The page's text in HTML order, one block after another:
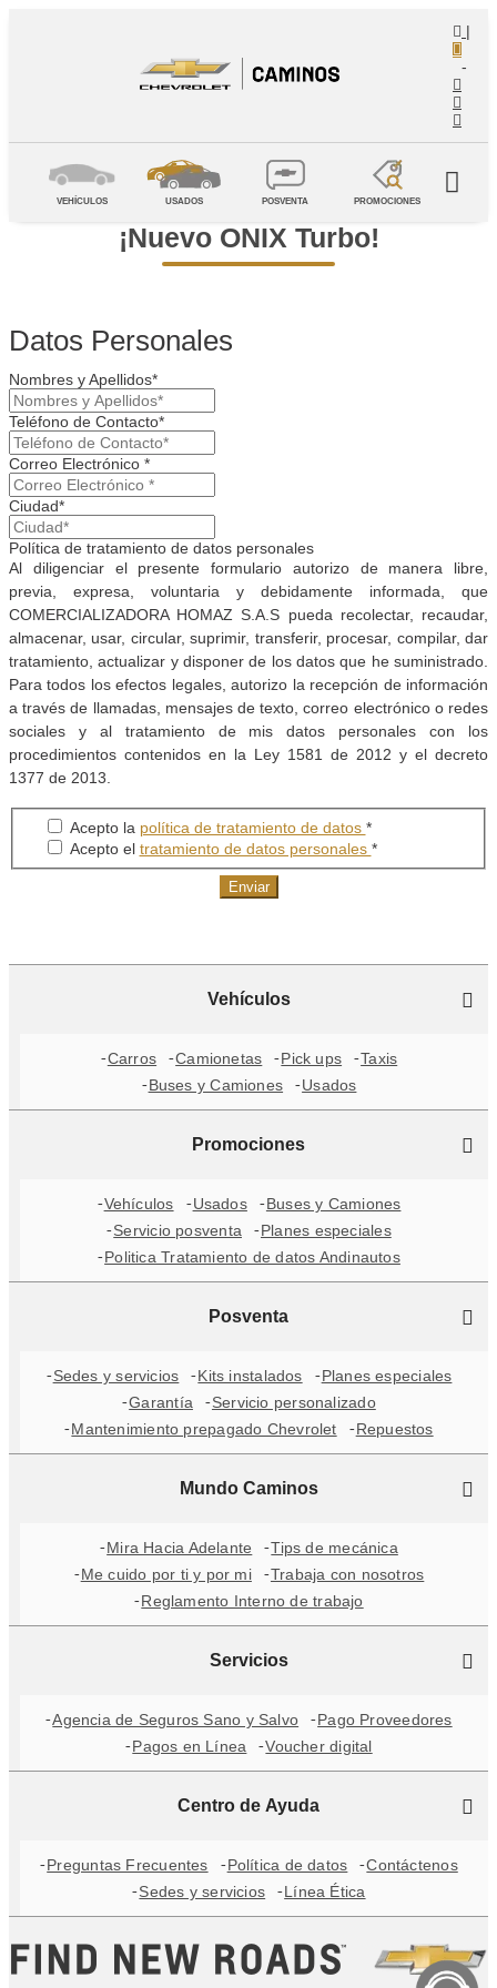
|
-
VEHÍCULOS USADOS POSVENTA PROMOCIONES
¡Nuevo ONIX Turbo!
Datos Personales
Nombres y Apellidos*
Teléfono de Contacto*
Correo Electrónico *
Ciudad*
Política de tratamiento de datos personales
Al diligenciar el presente formulario autorizo de manera libre,
previa, expresa, voluntaria y debidamente informada, que
COMERCIALIZADORA HOMAZ S.A.S pueda recolectar, recaudar,
almacenar, usar, circular, suprimir, transferir, procesar, compilar, dar
tratamiento, actualizar y disponer de los datos que he suministrado.
Para todos los efectos legales, autorizo la recepción de información
a través de llamadas, mensajes de texto, correo electrónico o redes
sociales y al tratamiento de mis datos personales con los
procedimientos contenidos en la Ley 1581 de 2012 y el decreto
1377 de 2013.
Acepto la política de tratamiento de datos *
Acepto el tratamiento de datos personales *
Enviar
Vehículos
Carros Camionetas Pick ups
Taxis
Buses y Camiones
Usados
Promociones
Vehículos Usados
Buses y Camiones
Servicio posventa
Planes especiales
Politica Tratamiento de datos Andinautos
Posventa
Sedes y servicios Kits instalados
Planes especiales
Garantía
Servicio personalizado
Mantenimiento prepagado Chevrolet
Repuestos
Mundo Caminos
Mira Hacia Adelante
Tips de mecánica
Me cuido por ti y por mi
Trabaja con nosotros
Reglamento Interno de trabajo
Servicios
Agencia de Seguros Sano y Salvo
Pago Proveedores
Pagos en Línea
Voucher digital
Centro de Ayuda
Preguntas Frecuentes Política de datos
Contáctenos
Sedes y servicios
Línea Ética